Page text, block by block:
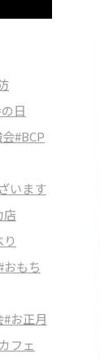
日
#BCP
います
店
おもち
#お正月
フェ